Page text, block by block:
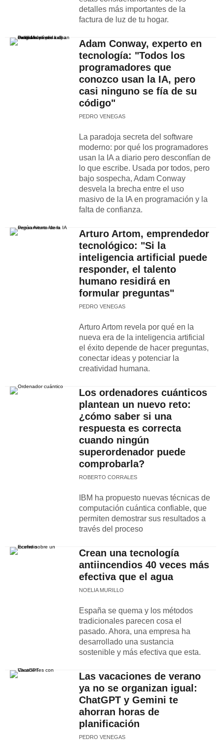
detalles más importantes de la
factura de luz de tu hogar.
Adam Conway, experto en
tecnología: "Todos los
programadores que
conozco usan la IA, pero
casi ninguno se fía de su
código"
PEDRO VENEGAS
La paradoja secreta del software
moderno: por qué los programadores
usan la IA a diario pero desconfían de
lo que escribe. Usada por todos, pero
bajo sospecha, Adam Conway
desvela la brecha entre el uso
masivo de la IA en programación y la
falta de confianza.
Arturo Artom, emprendedor
tecnológico: "Si la
inteligencia artificial puede
responder, el talento
humano residirá en
formular preguntas"
PEDRO VENEGAS
Arturo Artom revela por qué en la
nueva era de la inteligencia artificial
el éxito depende de hacer preguntas,
conectar ideas y potenciar la
creatividad humana.
Los ordenadores cuánticos
plantean un nuevo reto:
¿cómo saber si una
respuesta es correcta
cuando ningún
superordenador puede
comprobarla?
ROBERTO CORRALES
IBM ha propuesto nuevas técnicas de
computación cuántica confiable, que
permiten demostrar sus resultados a
través del proceso
Crean una tecnología
antiincendios 40 veces más
efectiva que el agua
NOELIA MURILLO
España se quema y los métodos
tradicionales parecen cosa el
pasado. Ahora, una empresa ha
desarrollado una sustancia
sostenible y más efectiva que esta.
Las vacaciones de verano
ya no se organizan igual:
ChatGPT y Gemini te
ahorran horas de
planificación
PEDRO VENEGAS